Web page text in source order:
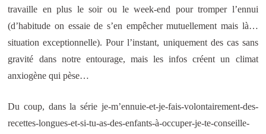
travaille en plus le soir ou le week-end pour tromper l’ennui
(d’habitude on essaie de s’en empêcher mutuellement mais là…
situation exceptionnelle). Pour l’instant, uniquement des cas sans
gravité dans notre entourage, mais les infos créent un climat
anxiogène qui pèse…
Du coup, dans la série je-m’ennuie-et-je-fais-volontairement-des-
recettes-longues-et-si-tu-as-des-enfants-à-occuper-je-te-conseille-